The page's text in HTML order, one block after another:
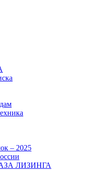
– 2025
ЛИЗИНГА